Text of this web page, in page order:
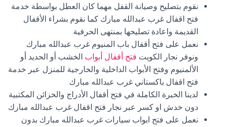
نقوم بتصليح وصيانة القفل مهما كان العطل بواسطة خدمة
فتح اقفال غرب عبدالله مبارك كما نقوم بشراء الأقفال
القديمة واعادة تصليحها بمنتهى الحرفية.
نعمل على فتح أقفال باب المنيوم غرب عبدالله مبارك
ونوفر نجار الكويت فتح أقفال أبواب الخشب أو الحديد أو
الألمنيوم وفتح الأبواب الداخلية والخارجية للمنزل عبر خدمة
فتح اقفال باكستاني غرب عبدالله مبارك
لدينا الخبرة الكاملة في فتح أقفال الأدراج والخزائن المكتبية
دون خدش او كسر عبر نجار فتح اقفال غرب عبدالله مبارك
نعمل على فتح ابواب سيارات غرب عبدالله مبارك بدون